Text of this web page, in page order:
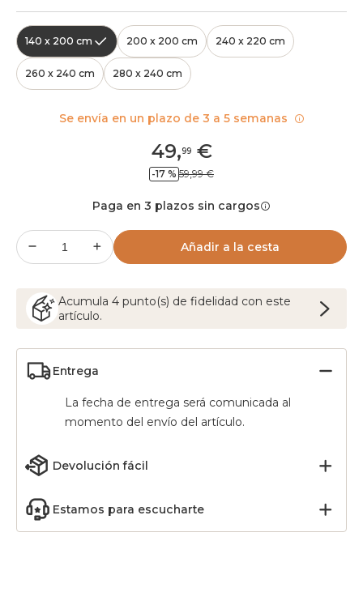
140 x 200 cm 200 x 200 cm 240 x 220 cm
260 x 240 cm 280 x 240 cm
49,99€
-17 % 59,99 €
Paga en 3 plazos sin cargos
Añadir a la cesta
Acumula 4 punto(s) de fidelidad con este
artículo.
Entrega
La fecha de entrega será comunicada al
momento del envío del artículo.
Devolución fácil
Estamos para escucharte